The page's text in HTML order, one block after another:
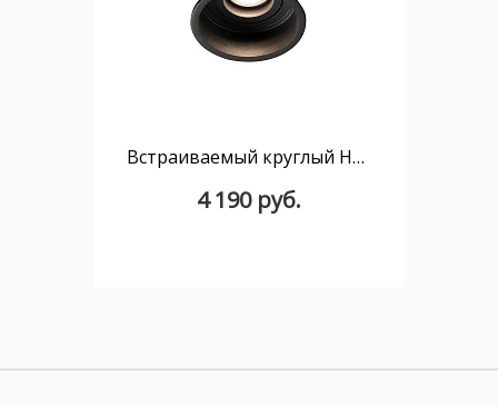
Встраиваемый круглый Hyde светильник черный GU10
4 190 руб.